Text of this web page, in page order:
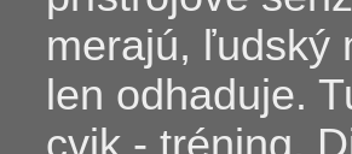
merajú, ľudský
len odhaduje.
cvik - tréning.